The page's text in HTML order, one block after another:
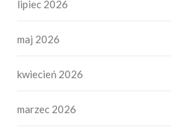
lipiec 2026
maj 2026
kwiecień 2026
marzec 2026